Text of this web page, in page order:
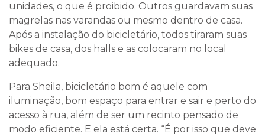
unidades, o que é proibido. Outros guardavam suas
magrelas nas varandas ou mesmo dentro de casa.
Após a instalação do bicicletário, todos tiraram suas
bikes de casa, dos halls e as colocaram no local
adequado.
Para Sheila, bicicletário bom é aquele com
iluminação, bom espaço para entrar e sair e perto do
acesso à rua, além de ser um recinto pensado de
modo eficiente. E ela está certa. “É por isso que deve